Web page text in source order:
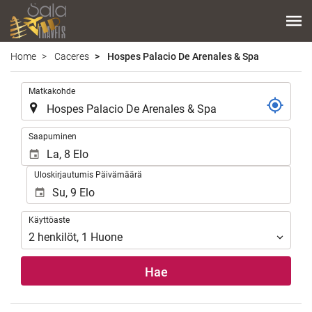
Home Caceres Hospes Palacio De Arenales & Spa
Matkakohde
Saapuminen
Uloskirjautumis Päivämäärä
Käyttöaste
Käyttöaste
2 henkilöt, 1 Huone
Hae